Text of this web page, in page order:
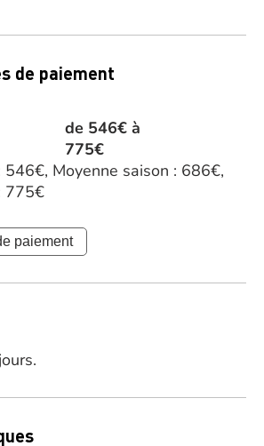
de paiement
de 546€ à
775€
546€, Moyenne saison : 686€,
775€
paiement